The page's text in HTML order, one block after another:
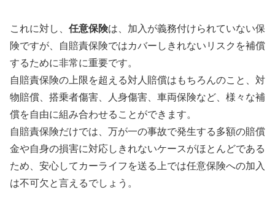
これに対し、 任意保険は、加入が義務付けられていない保
険ですが、自賠責保険ではカバーしきれないリスクを補償
するために非常に重要です。
自賠責保険の上限を超える対人賠償はもちろんのこと、対
物賠償、搭乗者傷害、人身傷害、車両保険など、様々な補
償を自由に組み合わせることができます。
自賠責保険だけでは、万が一の事故で発生する多額の賠償
金や自身の損害に対応しきれないケースがほとんどである
ため、安心してカーライフを送る上では任意保険への加入
は不可欠と言えるでしょう。